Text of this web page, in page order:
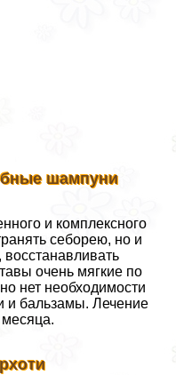
шампуни
и комплексного
себорею, но и
очень мягкие по
нет необходимости
и бальзамы. Лечение